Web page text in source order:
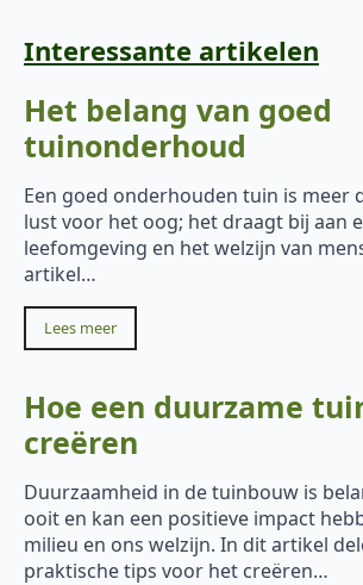
Interessante artikelen
Het belang van goed
tuinonderhoud
Een goed onderhouden tuin is meer
lust voor het oog; het draagt bij aan
leefomgeving en het welzijn van
artikel…
Lees meer
Hoe een duurzame
creëren
Duurzaamheid in de tuinbouw is
ooit en kan een positieve impact
milieu en ons welzijn. In dit artikel
praktische tips voor het creëren…